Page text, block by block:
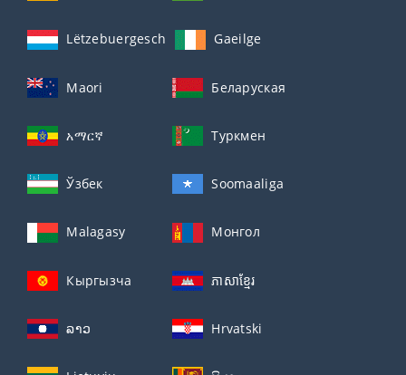
Lëtzebuergesch Gaeilge
Maori Беларуская
አማርኛ Туркмен
Ўзбек Soomaaliga
Malagasy Монгол
Кыргызча ភាសាខ្មែរ
ລາວ Hrvatski